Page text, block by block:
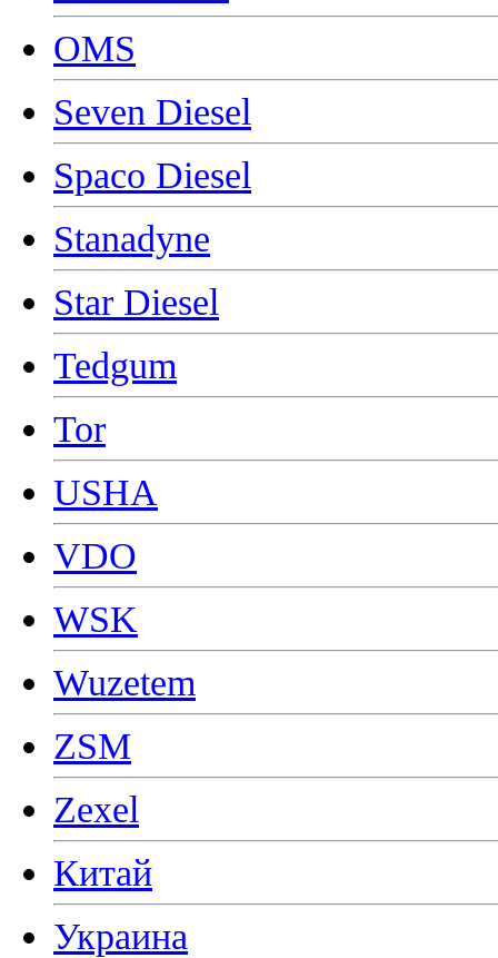
OMS
Seven Diesel
Spaco Diesel
Stanadyne
Star Diesel
Tedgum
Tor
USHA
VDO
WSK
Wuzetem
ZSM
Zexel
Китай
Украина